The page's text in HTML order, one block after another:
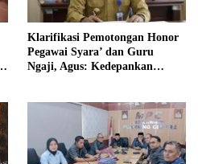
Klarifikasi Pemotongan Honor
Pegawai Syara’ dan Guru
Ngaji, Agus: Kedepankan